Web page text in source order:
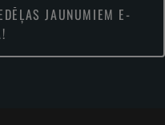
JAUNUMIEM E-